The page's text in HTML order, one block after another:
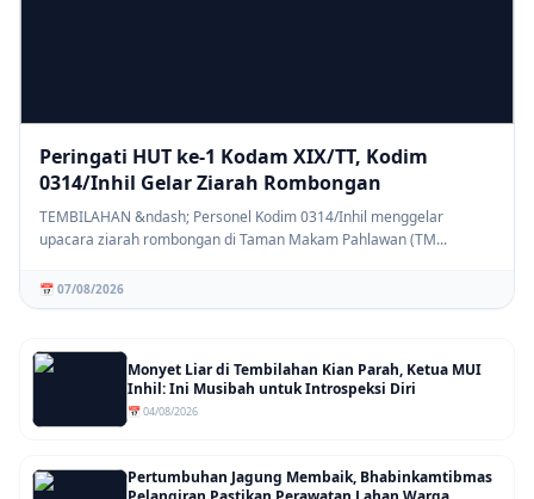
Peringati HUT ke-1 Kodam XIX/TT, Kodim
0314/Inhil Gelar Ziarah Rombongan
TEMBILAHAN &ndash; Personel Kodim 0314/Inhil menggelar
upacara ziarah rombongan di Taman Makam Pahlawan (TM...
📅 07/08/2026
Monyet Liar di Tembilahan Kian Parah, Ketua MUI
Inhil: Ini Musibah untuk Introspeksi Diri
📅 04/08/2026
Pertumbuhan Jagung Membaik, Bhabinkamtibmas